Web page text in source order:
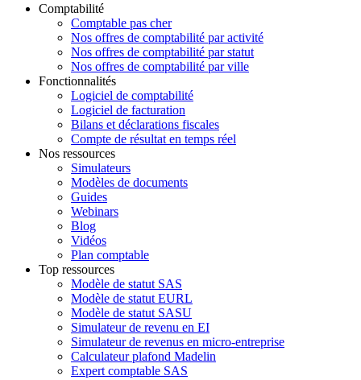
Comptabilité
Comptable pas cher
Nos offres de comptabilité par activité
Nos offres de comptabilité par statut
Nos offres de comptabilité par ville
Fonctionnalités
Logiciel de comptabilité
Logiciel de facturation
Bilans et déclarations fiscales
Compte de résultat en temps réel
Nos ressources
Simulateurs
Modèles de documents
Guides
Webinars
Blog
Vidéos
Plan comptable
Top ressources
Modèle de statut SAS
Modèle de statut EURL
Modèle de statut SASU
Simulateur de revenu en EI
Simulateur de revenus en micro-entreprise
Calculateur plafond Madelin
Expert comptable SAS